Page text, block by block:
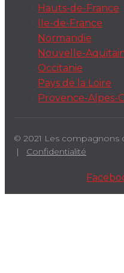
Hauts-de-France
Ile-de-France
Normandie
Nouvelle-
Occitanie
Pays de la Loire
Provence-Alpes-
© 2021 Les compagnons
| Confidentialité